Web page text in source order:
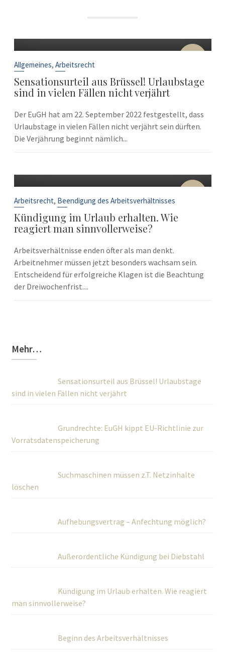
22
Allgemeines, Arbeitsrecht
Sensationsurteil aus Brüssel! Urlaubstage
sind in vielen Fällen nicht verjährt
Der EuGH hat am 22. September 2022 festgestellt, dass
Urlaubstage in vielen Fällen nicht verjährt sein dürften.
Die Verjährung beginnt nämlich...
10
Arbeitsrecht, Beendigung des Arbeitsverhältnisses
Kündigung im Urlaub erhalten. Wie
reagiert man sinnvollerweise?
Arbeitsverhältnisse enden öfter als man denkt.
Arbeitnehmer müssen jetzt besonders wachsam sein.
Entscheidend für erfolgreiche Klagen ist die Beachtung
der Dreiwochenfrist....
Mehr…
Sensationsurteil aus Brüssel! Urlaubstage
sind in vielen Fällen nicht verjährt
Grundrechte: EuGH kippt EU-Richtlinie zur
Vorratsdatenspeicherung
Suchmaschinen müssen z.T. Netzinhalte
löschen
Aufhebungsvertrag – Anfechtung möglich?
Außerordentliche Kündigung bei Diebstahl
Kündigung im Urlaub erhalten. Wie reagiert
man sinnvollerweise?
Beginn des Arbeitsverhältnisses